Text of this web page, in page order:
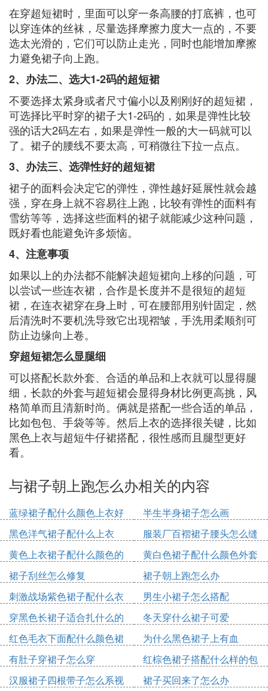
在穿超短裙时，里面可以穿一条高腰的打底裤，也可
以穿连体的丝袜，尽量选择摩擦力度大一点的，不要
选太光滑的，它们可以防止走光，同时也能增加摩擦
力避免裙子向上跑。
2、办法二、选大1-2码的超短裙
不要选择太紧身或者尺寸偏小以及刚刚好的超短裙，
可选择比平时穿的裙子大1-2码的，如果是弹性比较
强的话大2码左右，如果是弹性一般的大一码就可以
了。裙子的腰线不要太高，可稍微往下拉一点点。
3、办法三、选弹性好的超短裙
裙子的面料会决定它的弹性，弹性越好延展性就会越
强，穿在身上就不容易往上跑，比较有弹性的面料有
雪纺等等，选择这些面料的裙子就能减少这种问题，
既好看也能避免许多烦恼。
4、注意事项
如果以上的办法都不能解决超短裙向上移的问题，可
以尝试一些连衣裙，合作是长度并不是很短的超短
裙，在连衣裙穿在身上时，可在腰部用别针固定，然
后清洗时不要机洗导致它出现褶皱，手洗用柔顺剂可
防止边缘向上卷。
穿超短裙怎么显腿细
可以搭配长款外套、合适的单品和上衣就可以显得腿
细，长款的外套与超短裙会显得身材比例更高挑，风
格简单而且清新时尚。俩就是搭配一些合适的单品，
比如包包、手袋等等。然后上衣的选择很关键，比如
黑色上衣与超短牛仔裙搭配，很性感而且腿型更好
看。
与裙子朝上跑怎么办相关的内容
蓝绿裙子配什么颜色上衣好
看
半生半身裙子怎么画
黑色洋气裙子配什么上衣
服装厂百褶裙子腰头怎么缝
黄色上衣裙子配什么颜色的
鞋
黄白色裙子配什么颜色外套
裙子刮丝怎么修复
裙子朝上跑怎么办
刺激战场紫色裙子配什么衣
服
男生小裙子怎么搭配
穿黑色长裙子适合扎什么的
发型
冬天穿什么裙子可爱
红色毛衣下面配什么颜色裙
子
为什么黑色裙子上有血
有肚子穿裙子怎么穿
红棕色裙子搭配什么样的包
包
汉服裙子四根带子怎么系视
裙子买回来了怎么办